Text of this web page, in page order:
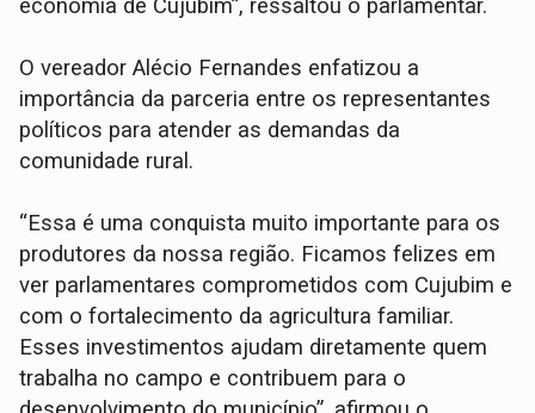
economia de Cujubim”, ressaltou o parlamentar.
O vereador Alécio Fernandes enfatizou a
importância da parceria entre os representantes
políticos para atender as demandas da
comunidade rural.
“Essa é uma conquista muito importante para os
produtores da nossa região. Ficamos felizes em
ver parlamentares comprometidos com Cujubim e
com o fortalecimento da agricultura familiar.
Esses investimentos ajudam diretamente quem
trabalha no campo e contribuem para o